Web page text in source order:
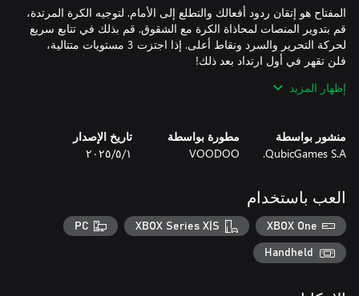
المفتاح هو إتقان ردود أفعالك والتطلع إلى الأمام. لتوجيه الكرة المرتدة،
قم بتدوير المنصات لمحاذاة الكرة مع الشقوق. قم بذلك في تتابع سريع
لحركة التحرير والسرد ونقاط أعلى. إذا اجتزت 3 مستويات متتالية،
- هزيمة الزعماء على المستويات باستخدام عوائق مثل المفاتيح
والمنصات المعدنية التي لا يمكن حتى لو كرة نارية تسقط بأقصى
إظهار المزيد
منشور بواسطة
QubicGames S.A.
مطورة بواسطة
VOODOO
تاريخ الإصدار
١‏/٥‏/٢٠٢٥
العب باستخدام
XBOX One
XBOX Series X|S
PC
Handheld